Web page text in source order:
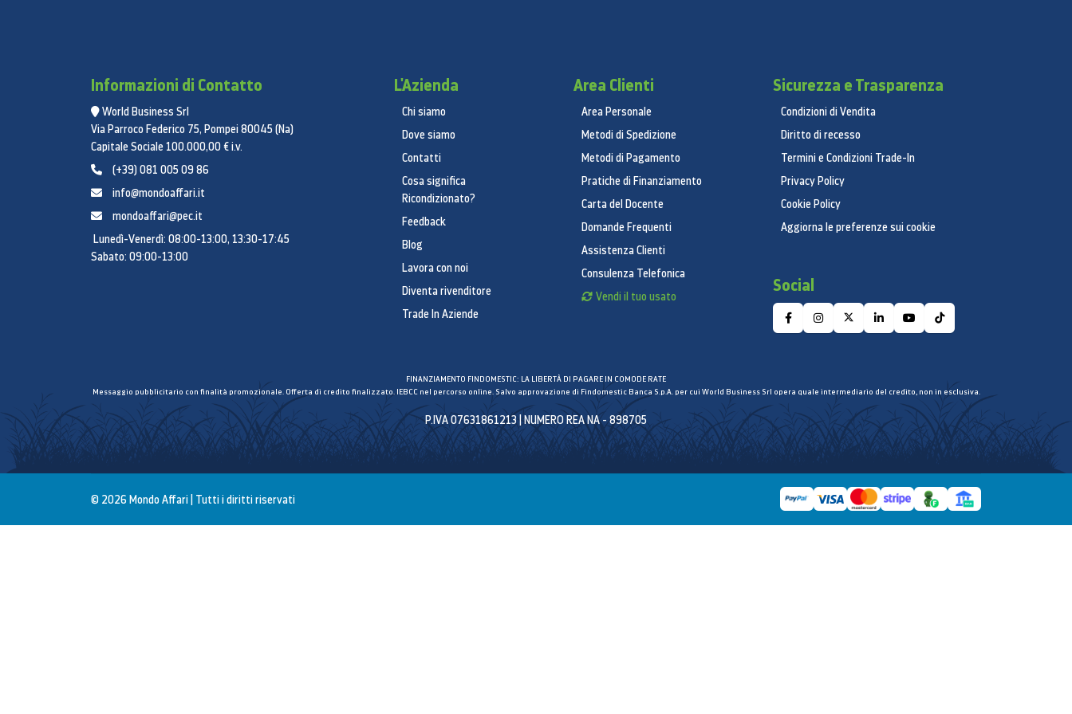
Informazioni di Contatto
World Business Srl
Via Parroco Federico 75, Pompei 80045 (Na)
Capitale Sociale 100.000,00 € i.v.
(+39) 081 005 09 86
info@mondoaffari.it
mondoaffari@pec.it
Lunedì-Venerdì: 08:00-13:00, 13:30-17:45
Sabato: 09:00-13:00
L'Azienda
Chi siamo
Dove siamo
Contatti
Cosa significa
Ricondizionato?
Feedback
Blog
Lavora con noi
Diventa rivenditore
Trade In Aziende
Area Clienti
Area Personale
Metodi di Spedizione
Metodi di Pagamento
Pratiche di Finanziamento
Carta del Docente
Domande Frequenti
Assistenza Clienti
Consulenza Telefonica
Vendi il tuo usato
Sicurezza e Trasparenza
Condizioni di Vendita
Diritto di recesso
Termini e Condizioni Trade-In
Privacy Policy
Cookie Policy
Aggiorna le preferenze sui cookie
Social
FINANZIAMENTO FINDOMESTIC: LA LIBERTÀ DI PAGARE IN COMODE RATE
Messaggio pubblicitario con finalità promozionale. Offerta di credito finalizzato. IEBCC nel percorso online. Salvo approvazione di Findomestic Banca S.p.A. per cui World Business Srl opera quale intermediario del credito, non in esclusiva.
P.IVA 07631861213 | NUMERO REA NA - 898705
© 2026 Mondo Affari | Tutti i diritti riservati